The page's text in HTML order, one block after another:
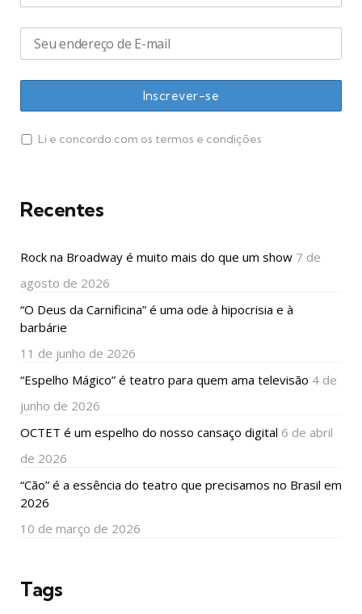
Li e concordo com os termos e condições
Recentes
Rock na Broadway é muito mais do que um show 7 de
agosto de 2026
“O Deus da Carnificina” é uma ode à hipocrisia e à
barbárie
11 de junho de 2026
“Espelho Mágico” é teatro para quem ama televisão 4 de
junho de 2026
OCTET é um espelho do nosso cansaço digital 6 de abril
de 2026
“Cão” é a essência do teatro que precisamos no Brasil em
2026
10 de março de 2026
Tags